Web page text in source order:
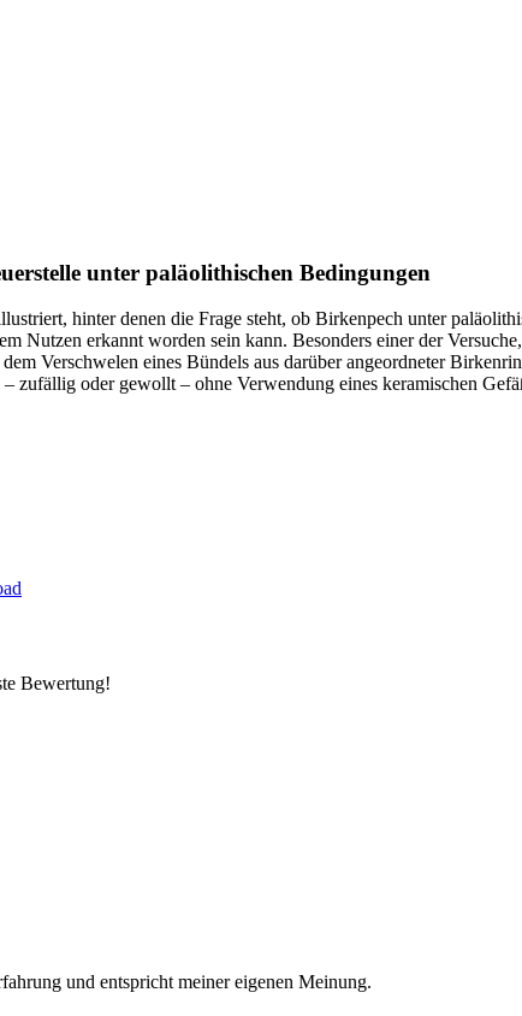
unter paläolithischen Bedingungen
hinter denen die Frage steht, ob Birkenpech unter
Nutzen erkannt worden sein kann. Besonders einer der
Verschwelen eines Bündels aus darüber angeordneter
zufällig oder gewollt – ohne Verwendung eines keramischen
Bewertung!
und entspricht meiner eigenen Meinung.